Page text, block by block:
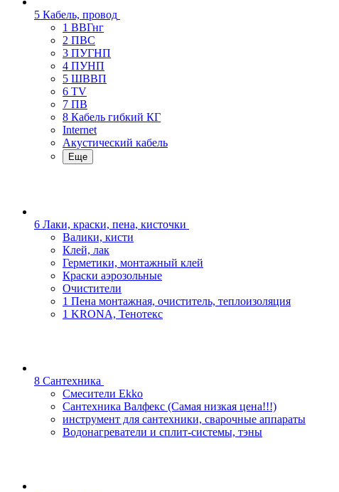
5 Кабель, провод
1 ВВГнг
2 ПВС
3 ПУГНП
4 ПУНП
5 ШВВП
6 TV
7 ПВ
8 Кабель гибкий КГ
Internet
Акустический кабель
Еще
6 Лаки, краски, пена, кисточки
Валики, кисти
Клей, лак
Герметики, монтажный клей
Краски аэрозольные
Очистители
1 Пена монтажная, очиститель, теплоизоляция
1 KRONA, Тенотекс
8 Сантехника
Смесители Ekko
Сантехника Валфекс (Самая низкая цена!!!)
инструмент для сантехники, сварочные аппараты
Водонагреватели и сплит-системы, тэны